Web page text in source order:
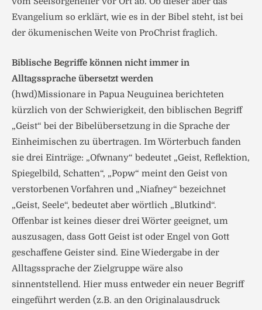
Evangelium so erklärt, wie es in der Bibel steht, ist bei
der ökumenischen Weite von ProChrist fraglich.
Biblische Begriffe können nicht immer in
Alltagssprache übersetzt werden
(hwd)Missionare in Papua Neuguinea berichteten
kürzlich von der Schwierigkeit, den biblischen Begriff
„Geist“ bei der Bibelübersetzung in die Sprache der
Einheimischen zu übertragen. Im Wörterbuch fanden
sie drei Einträge: „Ofwnany“ bedeutet „Geist, Reflektion,
Spiegelbild, Schatten“, „Popw“ meint den Geist von
verstorbenen Vorfahren und „Niafney“ bezeichnet
„Geist, Seele“, bedeutet aber wörtlich „Blutkind“.
Offenbar ist keines dieser drei Wörter geeignet, um
auszusagen, dass Gott Geist ist oder Engel von Gott
geschaffene Geister sind. Eine Wiedergabe in der
Alltagssprache der Zielgruppe wäre also
sinnentstellend. Hier muss entweder ein neuer Begriff
eingeführt werden (z.B. an den Originalausdruck